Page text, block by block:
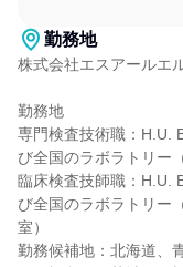
勤務地
株式会社エスアールエ
勤務地
専門検査技術職：H.U.
び全国のラボラトリー
臨床検査技師職：H.U.
び全国のラボラトリー
室）
勤務候補地：北海道、